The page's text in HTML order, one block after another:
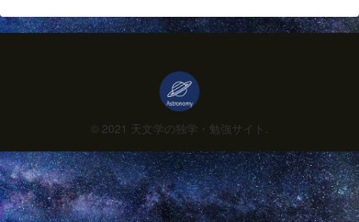
© 2021 天文学の独学・勉強サイト.